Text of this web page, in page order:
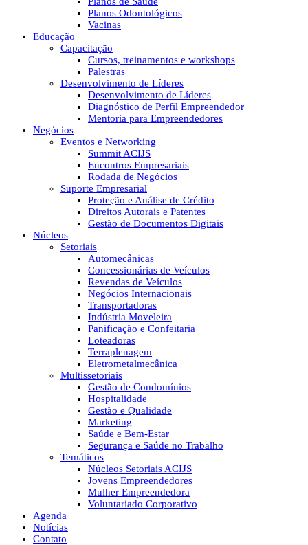
Planos Odontológicos
Vacinas
Educação
Capacitação
Cursos, treinamentos e workshops
Palestras
Desenvolvimento de Líderes
Desenvolvimento de Líderes
Diagnóstico de Perfil Empreendedor
Mentoria para Empreendedores
Negócios
Eventos e Networking
Summit ACIJS
Encontros Empresariais
Rodada de Negócios
Suporte Empresarial
Proteção e Análise de Crédito
Direitos Autorais e Patentes
Gestão de Documentos Digitais
Núcleos
Setoriais
Automecânicas
Concessionárias de Veículos
Revendas de Veículos
Negócios Internacionais
Transportadoras
Indústria Moveleira
Panificação e Confeitaria
Loteadoras
Terraplenagem
Eletrometalmecânica
Multissetoriais
Gestão de Condomínios
Hospitalidade
Gestão e Qualidade
Marketing
Saúde e Bem-Estar
Segurança e Saúde no Trabalho
Temáticos
Núcleos Setoriais ACIJS
Jovens Empreendedores
Mulher Empreendedora
Voluntariado Corporativo
Agenda
Notícias
Contato